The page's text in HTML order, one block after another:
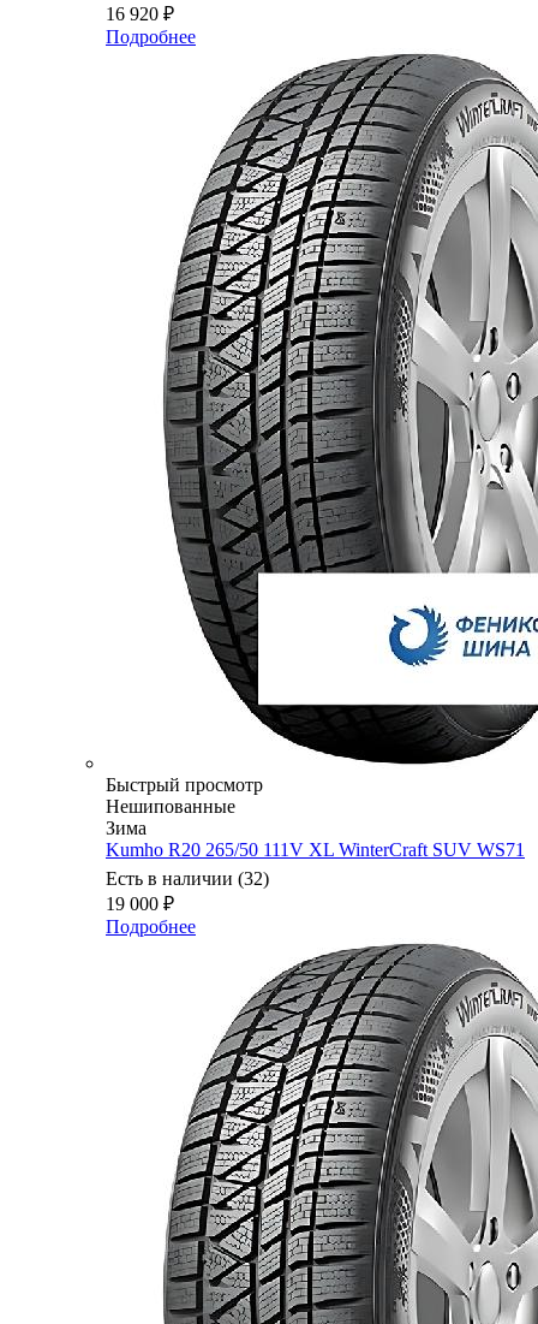
16 920 ₽
Подробнее
Быстрый просмотр
Нешипованные
Зима
Kumho R20 265/50 111V XL WinterCraft SUV WS71
Есть в наличии (32)
19 000 ₽
Подробнее